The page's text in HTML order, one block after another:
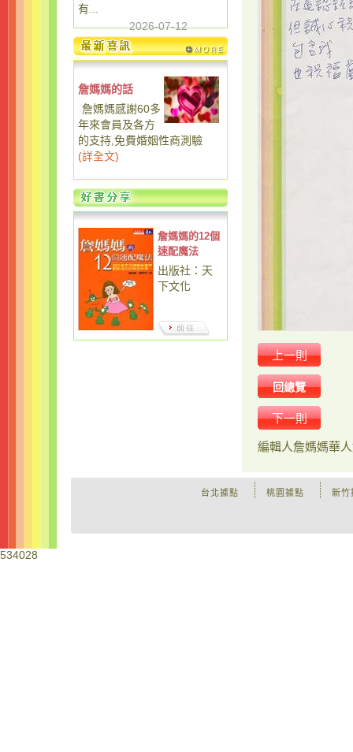
有...
2026-07-12
詹媽媽的話
詹媽媽感謝60多
年來會員及各方
的支持,免費婚姻性商測驗
(詳全文)
詹媽媽的12個
速配魔法
出版社：天
下文化
上一則
回總覽
下一則
編輯人詹媽媽華
新竹
桃園據點
台北據點
534028